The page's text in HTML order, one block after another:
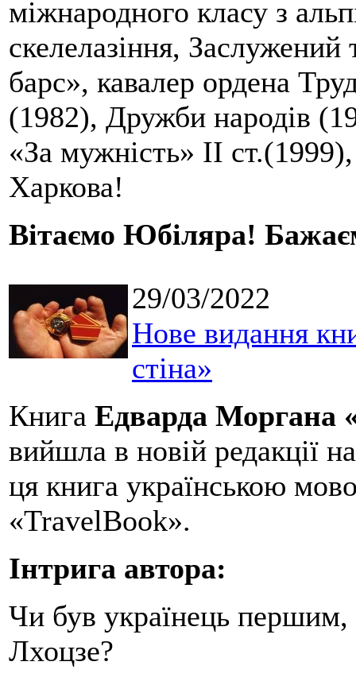
міжнародного класу з
скелелазіння,
барс», кавалер ордена
(1982), Дружби народів
«За мужність» II
Харкова!
Вітаємо Юбіляра!
29/03/2022
Нове видання
стіна»
Книга Едварда Моргана
вийшла в новій редакції
ця книга українською
«TravelBook».
Інтрига автора:
Чи був українець першим,
Лхоцзе?